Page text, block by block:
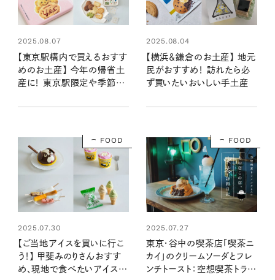
2025.08.07
【東京駅構内で買えるおすす
めのお土産】 今年の帰省土
産に！ 東京駅限定や季節・
もあるかわいくておいしい最
2025.08.04
【横浜＆鎌倉のお土産】 地元
民がおすすめ！ 訪れたら必
ず買いたいおいしい手土産
FOOD
2025.07.30
【ご当地アイスを買いに行こ
う！】 甲斐みのりさんおすす
め、現地で食べたいアイス６
FOOD
2025.07.27
東京・谷中の喫茶店「喫茶ニ
カイ」のクリームソーダとフレ
ンチトースト：空想喫茶トラノ